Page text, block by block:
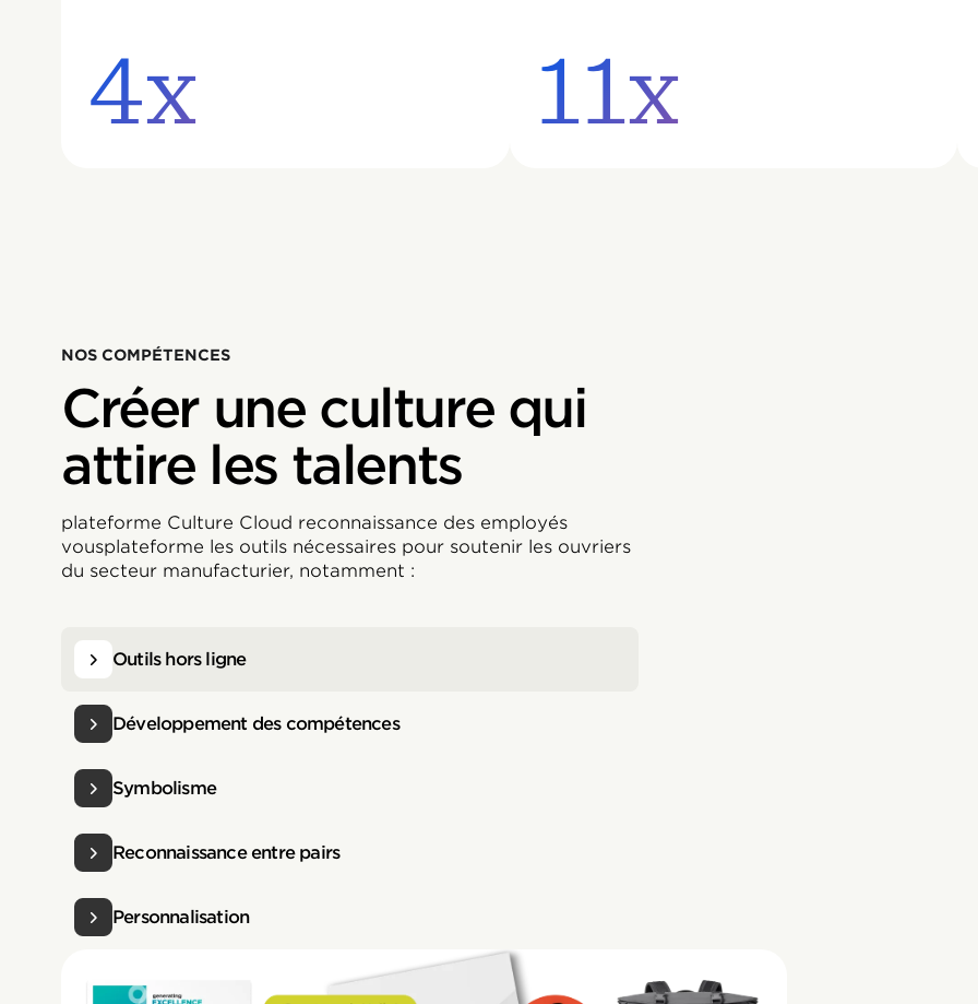
4x 11x
NOS COMPÉTENCES
Créer une culture qui
attire les talents
plateforme Culture Cloud reconnaissance des employés
vousplateforme les outils nécessaires pour soutenir les ouvriers
du secteur manufacturier, notamment :
Outils hors ligne
Développement des compétences
Symbolisme
Reconnaissance entre pairs
Personnalisation